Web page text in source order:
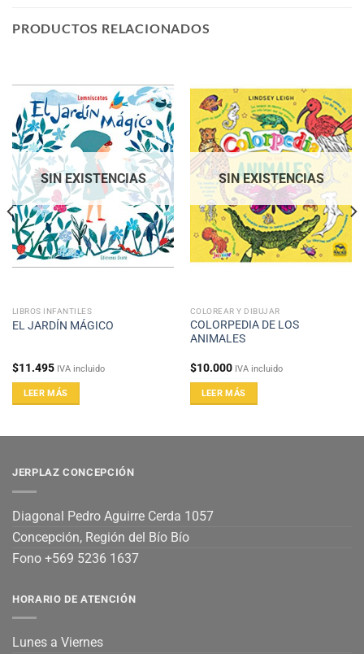
PRODUCTOS RELACIONADOS
SIN EXISTENCIAS
LIBROS INFANTILES
EL JARDÍN MÁGICO
$11.495 IVA incluido
LEER MÁS
SIN EXISTENCIAS
COLOREAR Y DIBUJAR
COLORPEDIA DE LOS
ANIMALES
$10.000 IVA incluido
LEER MÁS
JERPLAZ CONCEPCIÓN
Diagonal Pedro Aguirre Cerda 1057
Concepción, Región del Bío Bío
Fono +569 5236 1637
HORARIO DE ATENCIÓN
Lunes a Viernes